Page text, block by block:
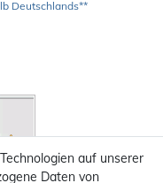
Deutschlands**
auf unserer
Daten von